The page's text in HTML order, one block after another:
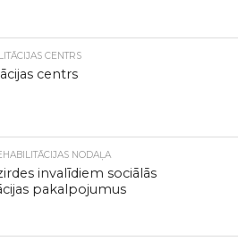
CENTRS
centrs
NODAĻA
invalīdiem sociālās
pakalpojumus